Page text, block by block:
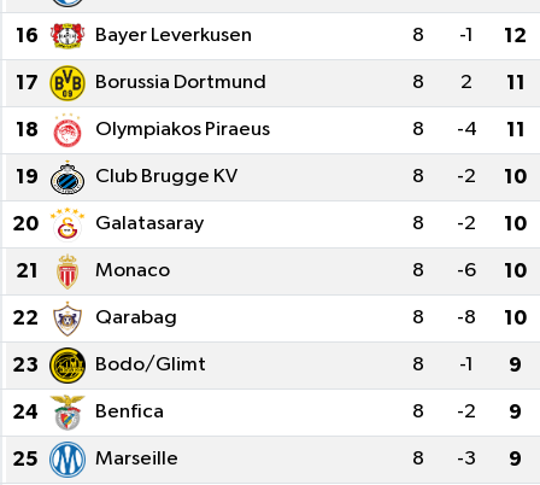
16 Bayer Leverkusen 8 -1 12
17 Borussia Dortmund 8 2 11
18 Olympiakos Piraeus 8 -4 11
19 Club Brugge KV 8 -2 10
20 Galatasaray 8 -2 10
21 Monaco 8 -6 10
22 Qarabag 8 -8 10
23 Bodo/Glimt 8 -1 9
24 Benfica 8 -2 9
25 Marseille 8 -3 9